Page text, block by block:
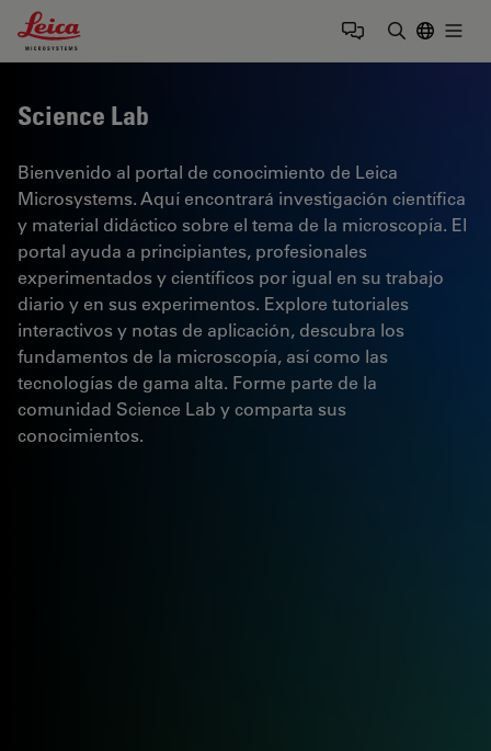
Leica Microsystems Logo
Science Lab
Bienvenido al portal de conocimiento de Leica
Microsystems. Aquí encontrará investigación científica
y material didáctico sobre el tema de la microscopía. El
portal ayuda a principiantes, profesionales
experimentados y científicos por igual en su trabajo
diario y en sus experimentos. Explore tutoriales
interactivos y notas de aplicación, descubra los
fundamentos de la microscopía, así como las
tecnologías de gama alta. Forme parte de la
comunidad Science Lab y comparta sus
conocimientos.